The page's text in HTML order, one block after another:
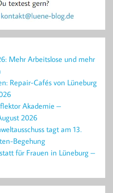
Mehr Arbeitslose und mehr
Repair-Cafés von Lüneburg
Akademie –
2026
tagt am 13.
Begehung
für Frauen in Lüneburg –